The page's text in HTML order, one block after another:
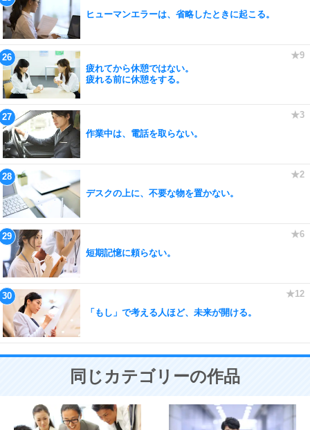
ヒューマンエラーは、省略したときに起こる。
疲れてから休憩ではない。
疲れる前に休憩をする。
作業中は、電話を取らない。
デスクの上に、不要な物を置かない。
短期記憶に頼らない。
「もし」で考える人ほど、未来が開ける。
同じカテゴリーの作品